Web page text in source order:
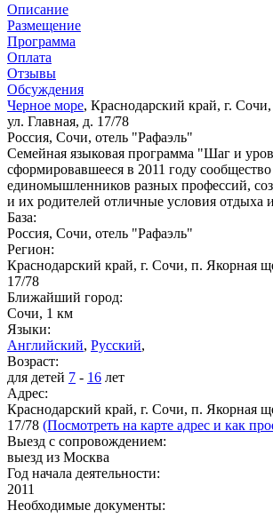
Описание
Размещение
Программа
Оплата
Отзывы
Обсуждения
Черное море, Краснодарский край, г.
ул. Главная, д. 17/78
Россия, Сочи, отель "Рафаэль"
Семейная языковая программа "Шаг и
сформировавшееся в 2011 году сообщество
единомышленников разных профессий,
и их родителей отличные условия отдыха
База:
Россия, Сочи, отель "Рафаэль"
Регион:
Краснодарский край, г. Сочи, п. Якорная
17/78
Ближайший город:
Сочи, 1 км
Языки:
Английский, Русский,
Возраст:
для детей 7 - 16 лет
Адрес:
Краснодарский край, г. Сочи, п. Якорная
17/78 (Посмотреть на карте адрес и как
Выезд с сопровождением:
выезд из Москва
Год начала деятельности:
2011
Необходимые документы: